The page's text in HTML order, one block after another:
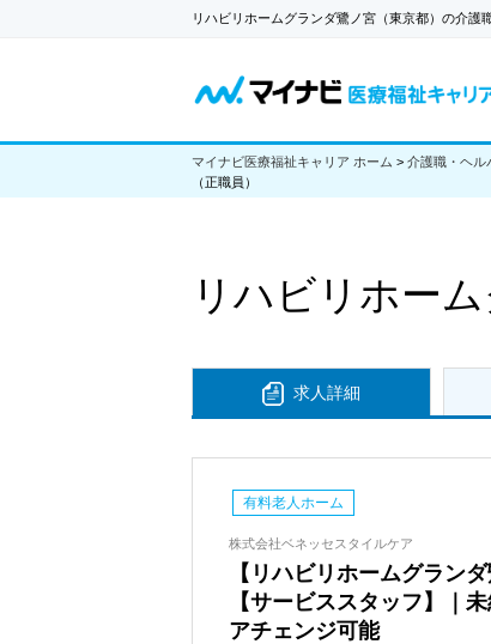
リハビリホームグランダ鷺ノ宮（東京都）の介護
マイナビ医療福祉キャリア ホーム > 介護職・ヘル
（正職員）
リハビリホー
求人詳細
有料老人ホーム
株式会社ベネッセスタイルケア
【リハビリホームグラン
【サービススタッフ】｜
アチェンジ可能